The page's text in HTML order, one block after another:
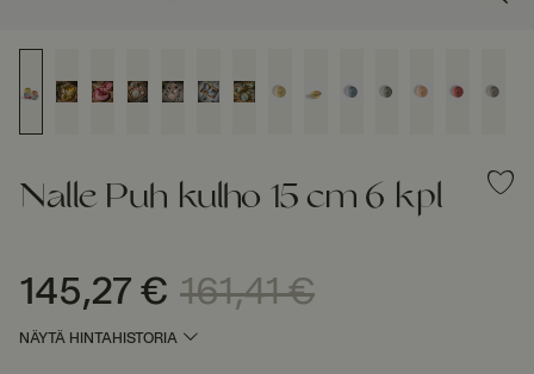
Nalle Puh kulho 15 cm 6 kpl
Nykyinen hinta: 145,27 € Edellinen hinta
145,27 € 161,41 €
NÄYTÄ HINTAHISTORIA